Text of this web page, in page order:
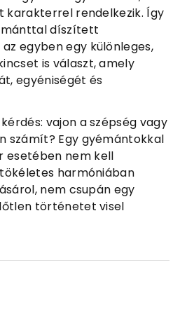
karakterrel rendelkezik. Így
díszített
egyben egy különleges,
is választ, amely
egyéniségét és
vajon a szépség vagy
számít? Egy gyémántokkal
esetében nem kell
harmóniában
nem csupán egy
történetet visel